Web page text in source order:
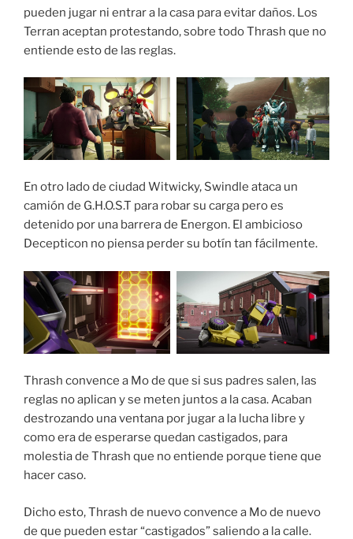
pueden jugar ni entrar a la casa para evitar daños. Los
Terran aceptan protestando, sobre todo Thrash que no
entiende esto de las reglas.
En otro lado de ciudad Witwicky, Swindle ataca un
camión de G.H.O.S.T para robar su carga pero es
detenido por una barrera de Energon. El ambicioso
Decepticon no piensa perder su botín tan fácilmente.
Thrash convence a Mo de que si sus padres salen, las
reglas no aplican y se meten juntos a la casa. Acaban
destrozando una ventana por jugar a la lucha libre y
como era de esperarse quedan castigados, para
molestia de Thrash que no entiende porque tiene que
hacer caso.
Dicho esto, Thrash de nuevo convence a Mo de nuevo
de que pueden estar “castigados” saliendo a la calle.